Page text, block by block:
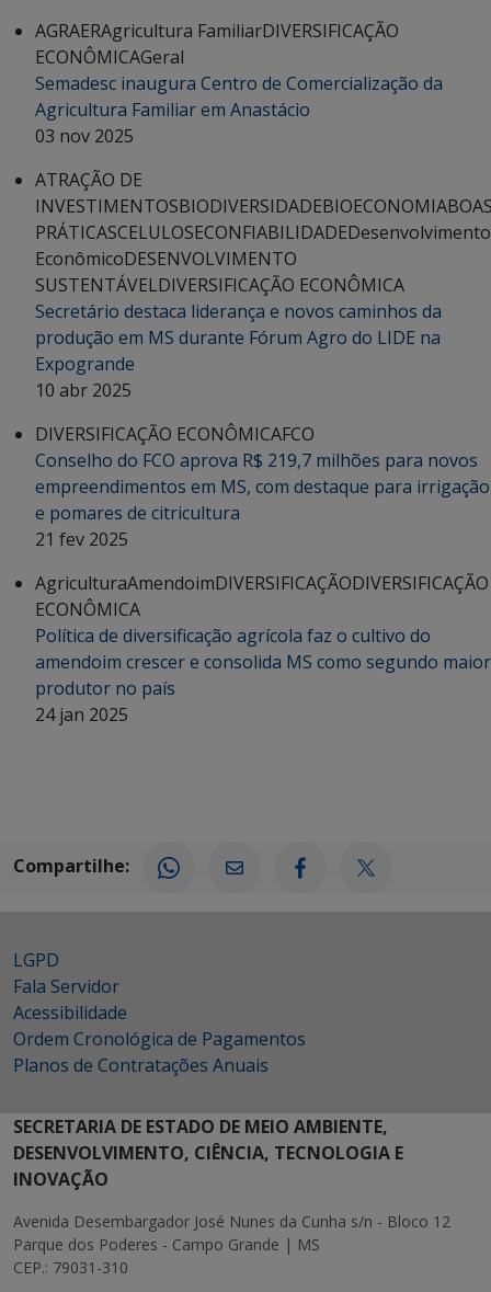
AGRAERAgricultura FamiliarDIVERSIFICAÇÃO
ECONÔMICAGeral
Semadesc inaugura Centro de Comercialização da
Agricultura Familiar em Anastácio
03 nov 2025
ATRAÇÃO DE
INVESTIMENTOSBIODIVERSIDADEBIOECONOMIA
PRÁTICASCELULOSECONFIABILIDADEDesenvolvimento
EconômicoDESENVOLVIMENTO
SUSTENTÁVELDIVERSIFICAÇÃO ECONÔMICA
Secretário destaca liderança e novos caminhos da
produção em MS durante Fórum Agro do LIDE na
Expogrande
10 abr 2025
DIVERSIFICAÇÃO ECONÔMICAFCO
Conselho do FCO aprova R$ 219,7 milhões para novos
empreendimentos em MS, com destaque para irrigação
e pomares de citricultura
21 fev 2025
AgriculturaAmendoimDIVERSIFICAÇÃODIVERSIFICAÇÃO
ECONÔMICA
Política de diversificação agrícola faz o cultivo do
amendoim crescer e consolida MS como segundo maior
produtor no país
24 jan 2025
Compartilhe:
LGPD
Fala Servidor
Acessibilidade
Ordem Cronológica de Pagamentos
Planos de Contratações Anuais
SECRETARIA DE ESTADO DE MEIO AMBIENTE,
DESENVOLVIMENTO, CIÊNCIA, TECNOLOGIA E
INOVAÇÃO
Avenida Desembargador José Nunes da Cunha s/n - Bloco 12
Parque dos Poderes - Campo Grande | MS
CEP.: 79031-310